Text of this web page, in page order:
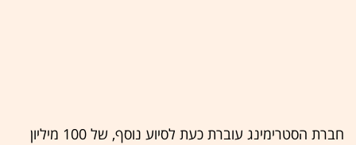
חברת הסטרימינג עוברת כעת לסיוע נוסף, של 100 מיליון